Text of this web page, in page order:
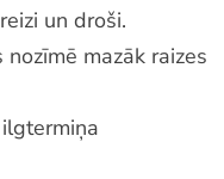
un droši.
mazāk raizes